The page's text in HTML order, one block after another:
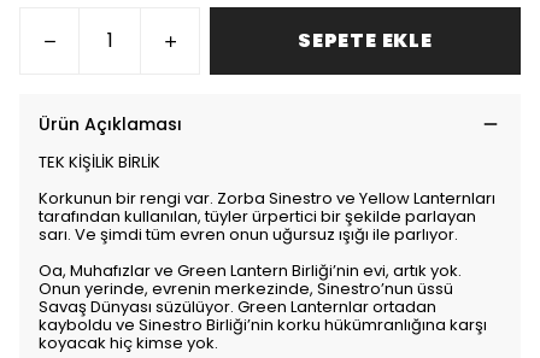
SEPETE EKLE
Ürün Açıklaması
TEK KİŞİLİK BİRLİK
Korkunun bir rengi var. Zorba Sinestro ve Yellow Lanternları
tarafından kullanılan, tüyler ürpertici bir şekilde parlayan
sarı. Ve şimdi tüm evren onun uğursuz ışığı ile parlıyor.
Oa, Muhafızlar ve Green Lantern Birliği’nin evi, artık yok.
Onun yerinde, evrenin merkezinde, Sinestro’nun üssü
Savaş Dünyası süzülüyor. Green Lanternlar ortadan
kayboldu ve Sinestro Birliği’nin korku hükümranlığına karşı
koyacak hiç kimse yok.